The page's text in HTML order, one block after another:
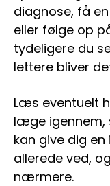
diagnose, få
eller følge op
tydeligere du
lettere bliver
Læs eventuelt
læge igennem,
kan give dig
allerede ved,
nærmere.